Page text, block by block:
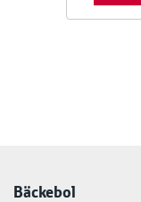
Bäckebol